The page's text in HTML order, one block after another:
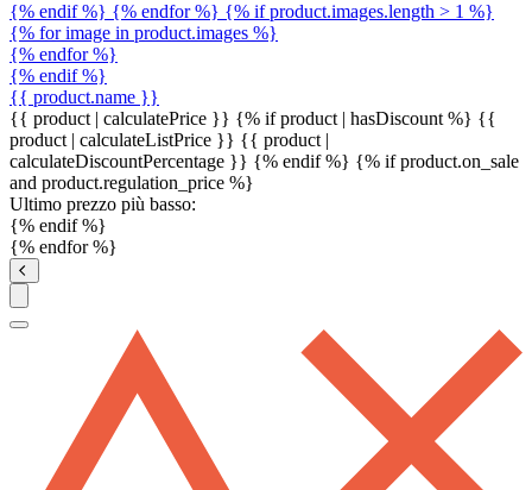
{% endif %} {% endfor %} {% if product.images.length > 1 %}
{% for image in product.images %}
{% endfor %}
{% endif %}
{{ product.name }}
{{ product | calculatePrice }} {% if product | hasDiscount %} {{
product | calculateListPrice }} {{ product |
calculateDiscountPercentage }} {% endif %} {% if product.on_sale
and product.regulation_price %}
Ultimo prezzo più basso:
{% endif %}
{% endfor %}